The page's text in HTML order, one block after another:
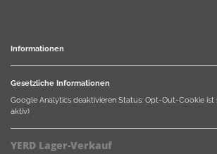
Informationen
Gesetzliche Informationen
Google Analytics deaktivieren Status: Opt-Out-Cookie ist
aktiv)
YERD Lager-Verkauf